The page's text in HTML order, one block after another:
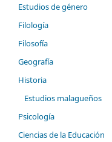
Estudios de género
Filología
Filosofía
Geografía
Historia
Estudios malagueños
Psicología
Ciencias de la Educación